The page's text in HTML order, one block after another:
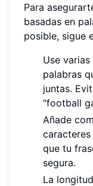
Para
basadas en
posible, sigue
Use
palabras
juntas.
"football
Añade
caracteres
que tu
segura.
La